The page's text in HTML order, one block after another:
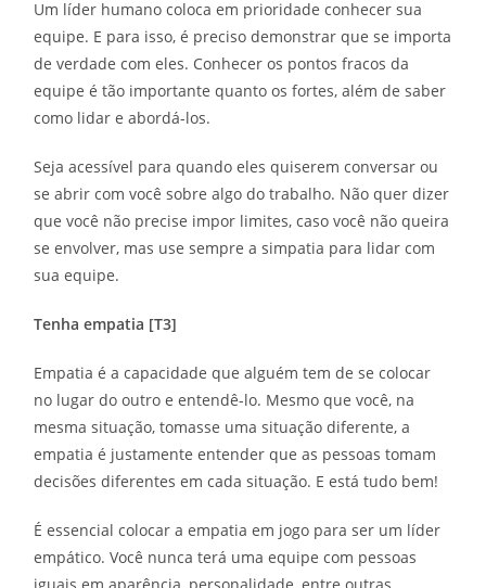
Um líder humano coloca em prioridade conhecer sua
equipe. E para isso, é preciso demonstrar que se importa
de verdade com eles. Conhecer os pontos fracos da
equipe é tão importante quanto os fortes, além de saber
como lidar e abordá-los.
Seja acessível para quando eles quiserem conversar ou
se abrir com você sobre algo do trabalho. Não quer dizer
que você não precise impor limites, caso você não queira
se envolver, mas use sempre a simpatia para lidar com
sua equipe.
Tenha empatia [T3]
Empatia é a capacidade que alguém tem de se colocar
no lugar do outro e entendê-lo. Mesmo que você, na
mesma situação, tomasse uma situação diferente, a
empatia é justamente entender que as pessoas tomam
decisões diferentes em cada situação. E está tudo bem!
É essencial colocar a empatia em jogo para ser um líder
empático. Você nunca terá uma equipe com pessoas